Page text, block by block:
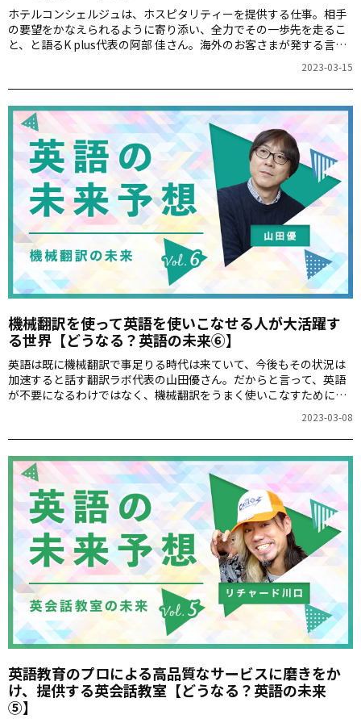
ホテルコンシェルジュは、ホスピタリティーを提供する仕事。相手
の要望をかなえられるように寄り添い、全力でその一歩先を走るこ
と、と語るK plus代表の阿部 佳さん。海外のお客さまが発する言葉
や様子から感じ取るだけではなく、多くの知識を持つことが不可欠
とのこと。その知識を得るために必要なのが英語の力だそうです。
どのような情報が必要なのかお話を伺います。
2023-03-15
機械翻訳を使って英語を使いこなせる人が大活躍す
る世界【どうなる？英語の未来⑥】
英語は既に機械翻訳で事足りる時代は来ていて、今後もその状況は
加速すると話す翻訳ラボ代表の山田優さん。だからと言って、英語
が不要になるわけではなく、機械翻訳をうまく使いこなすために、
英語は必要な知識になると考える山田さんに機械翻訳の未来につい
2023-03-08
英語教育のプロによる高品質なサービスに磨きをか
け、提供する英会話教室【どうなる？英語の未来
⑤】